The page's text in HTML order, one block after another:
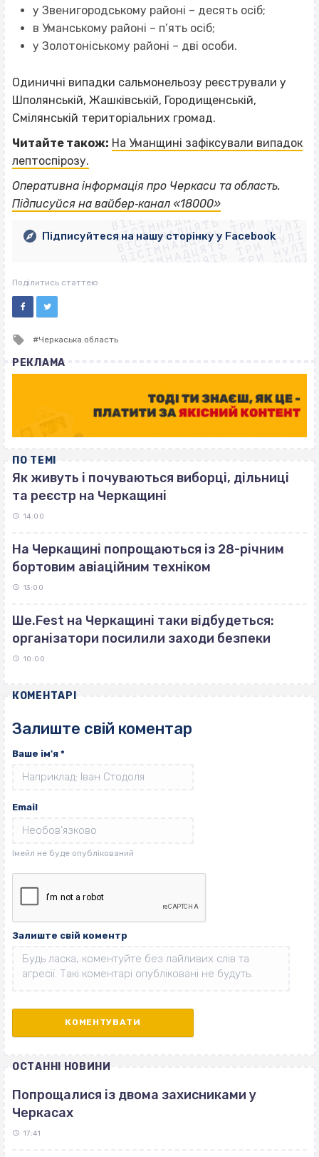
у Звенигородському районі – десять осіб;
в Уманському районі – п’ять осіб;
у Золотоніському районі – дві особи.
Одиничні випадки сальмонельозу реєстрували у
Шполянській, Жашківській, Городищенській,
Смілянській територіальних громад.
Читайте також: На Уманщині зафіксували випадок
лептоспірозу.
Оперативна інформація про Черкаси та область.
Підписуйся на вайбер‐канал «18000»
ВІСІМНАДЦЯТЬ ТРИ НУЛІ
ВІСІМНАДЦЯТЬ ТРИ НУЛІ
ВІСІМНАДЦЯТЬ ТРИ НУЛІ
ВІСІМНАДЦЯТЬ ТРИ НУЛІ
ВІСІМНАДЦЯТЬ ТРИ НУЛІ
ВІСІМНАДЦЯТЬ ТРИ НУЛІ
ВІСІМНАДЦЯТЬ ТРИ НУЛІ
ВІСІМНАДЦЯТЬ ТРИ НУЛІ
Підписуйтеся на нашу сторінку у Facebook
Поділитись статтею
Tagged
Черкаська область
РЕКЛАМА
ПО ТЕМІ
Як живуть і почуваються виборці, дільниці
та реєстр на Черкащині
14:00
На Черкащині попрощаються із 28-річним
бортовим авіаційним техніком
13:00
Ше.Fest на Черкащині таки відбудеться:
організатори посилили заходи безпеки
10:00
КОМЕНТАРІ
Залиште свій коментар
Ваше ім'я *
Email
Залиште свій коментр
ОСТАННІ НОВИНИ
Попрощалися із двома захисниками у
Черкасах
17:41